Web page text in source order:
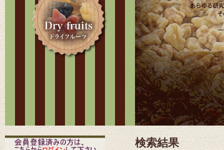
検索結果